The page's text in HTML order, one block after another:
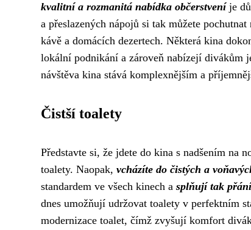
kvalitní a rozmanitá nabídka občerstveníje
a přeslazených nápojů si tak můžete
kávě a domácích dezertech. Některá kina
lokální podnikání a zároveň nabízejí divákům
návštěva kina stává komplexnějším a
Čistší toalety
Představte si, že jdete do kina s nadšením na
toalety. Naopak, vcházíte do čistých a
standardem ve všech kinech a splňují tak
dnes umožňují udržovat toalety v perfektním
modernizace toalet, čímž zvyšují komfort